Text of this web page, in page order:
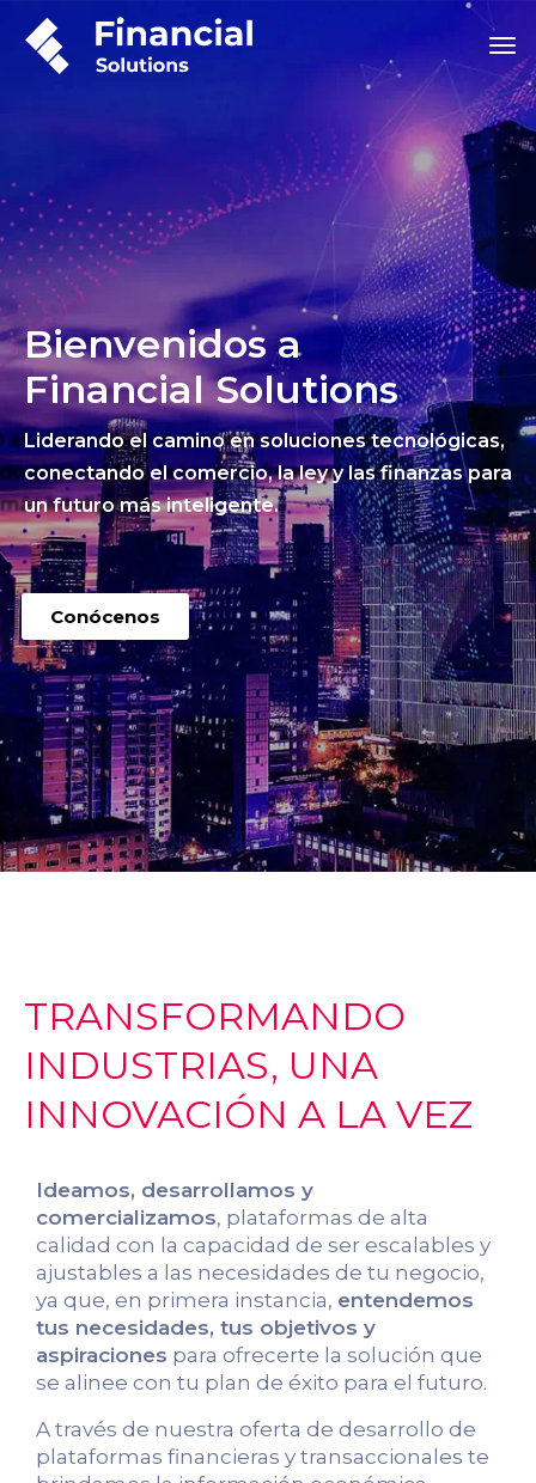
Bienvenidos a
Financial Solutions
Liderando el camino en soluciones tecnológicas,
conectando el comercio, la ley y las finanzas para
un futuro más inteligente.
Conócenos
TRANSFORMANDO
INDUSTRIAS, UNA
INNOVACIÓN A LA VEZ
Ideamos, desarrollamos y
comercializamos, plataformas de alta
calidad con la capacidad de ser escalables y
ajustables a las necesidades de tu negocio,
ya que, en primera instancia, entendemos
tus necesidades, tus objetivos y
aspiraciones para ofrecerte la solución que
se alinee con tu plan de éxito para el futuro.
A través de nuestra oferta de desarrollo de
plataformas financieras y transaccionales te